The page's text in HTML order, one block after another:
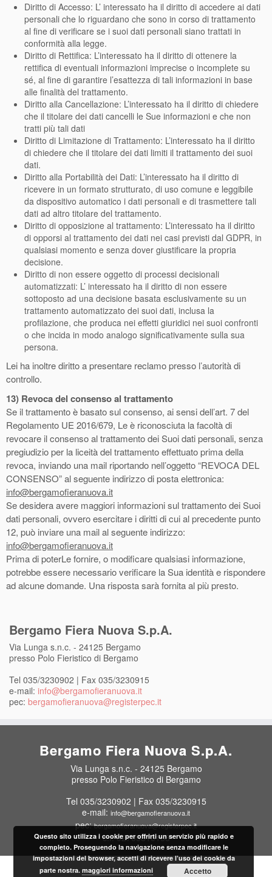
Diritto di Accesso: L’ interessato ha il diritto di accedere ai dati
personali che lo riguardano che sono in corso di trattamento
al fine di verificare se i suoi dati personali siano trattati in
conformità alla legge.
Diritto di Rettifica: L’interessato ha il diritto di ottenere la
rettifica di eventuali informazioni imprecise o incomplete su
sé, al fine di garantire l’esattezza di tali informazioni in base
alle finalità del trattamento.
Diritto alla Cancellazione: L’interessato ha il diritto di chiedere
che il titolare dei dati cancelli le Sue informazioni e che non
tratti più tali dati
Diritto di Limitazione di Trattamento: L’interessato ha il diritto
di chiedere che il titolare dei dati limiti il trattamento dei suoi
dati.
Diritto alla Portabilità dei Dati: L’interessato ha il diritto di
ricevere in un formato strutturato, di uso comune e leggibile
da dispositivo automatico i dati personali e di trasmettere tali
dati ad altro titolare del trattamento.
Diritto di opposizione al trattamento: L’interessato ha il diritto
di opporsi al trattamento dei dati nei casi previsti dal GDPR, in
qualsiasi momento e senza dover giustificare la propria
decisione.
Diritto di non essere oggetto di processi decisionali
automatizzati: L’ interessato ha il diritto di non essere
sottoposto ad una decisione basata esclusivamente su un
trattamento automatizzato dei suoi dati, inclusa la
profilazione, che produca nei effetti giuridici nei suoi confronti
o che incida in modo analogo significativamente sulla sua
persona.
Lei ha inoltre diritto a presentare reclamo presso l’autorità di
controllo.
13) Revoca del consenso al trattamento
Se il trattamento è basato sul consenso, ai sensi dell’art. 7 del
Regolamento UE 2016/679, Le è riconosciuta la facoltà di
revocare il consenso al trattamento dei Suoi dati personali, senza
pregiudizio per la liceità del trattamento effettuato prima della
revoca, inviando una mail riportando nell’oggetto “REVOCA DEL
CONSENSO” al seguente indirizzo di posta elettronica:
info@bergamofieranuova.it
Se desidera avere maggiori informazioni sul trattamento dei Suoi
dati personali, ovvero esercitare i diritti di cui al precedente punto
12, può inviare una mail al seguente indirizzo:
info@bergamofieranuova.it
Prima di poterLe fornire, o modificare qualsiasi informazione,
potrebbe essere necessario verificare la Sua identità e rispondere
ad alcune domande. Una risposta sarà fornita al più presto.
Bergamo Fiera Nuova S.p.A.
Via Lunga s.n.c. - 24125 Bergamo
presso Polo Fieristico di Bergamo
Tel 035/3230902 | Fax 035/3230915
e-mail: info@bergamofieranuova.it
pec: bergamofieranuova@registerpec.it
Bergamo Fiera Nuova S.p.A.
Via Lunga s.n.c. - 24125 Bergamo
presso Polo Fieristico di Bergamo
Tel 035/3230902 | Fax 035/3230915
e-mail: info@bergamofieranuova.it
pec:bergamofieranuova@registerpec.it
c.f. 02709810168
Questo sito utilizza i cookie per offrirti un servizio più rapido e
completo. Proseguendo la navigazione senza modificare le
impostazioni del browser, accetti di ricevere l’uso dei cookie da
parte nostra.maggiori informazioni Accetto